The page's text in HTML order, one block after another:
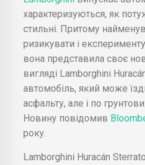
характеризуються, як
стильні. Притому
ризикувати і
вона представила своє
вигляді Lamborghini
автомобіль, який може
асфальту, але і по
Новину повідомив
року.
Lamborghini Huracán